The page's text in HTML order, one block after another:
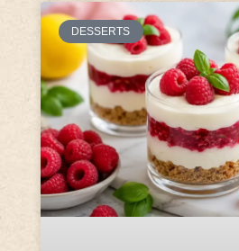
DESSERTS